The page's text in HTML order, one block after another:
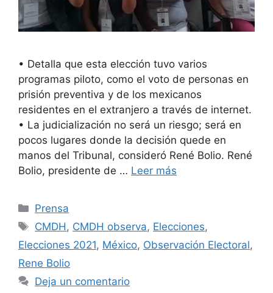
• Detalla que esta elección tuvo varios
programas piloto, como el voto de personas en
prisión preventiva y de los mexicanos
residentes en el extranjero a través de internet.
• La judicialización no será un riesgo; será en
pocos lugares donde la decisión quede en
manos del Tribunal, consideró René Bolio. René
Bolio, presidente de … Leer más
Prensa
CMDH , CMDH observa, Elecciones,
Elecciones 2021, México, Observación Electoral,
Rene Bolio
Deja un comentario